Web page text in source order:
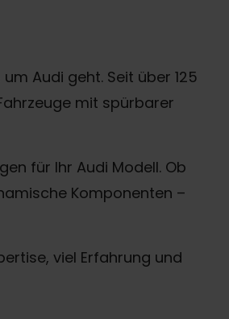
Audi geht. Seit über 125
mit spürbarer
für Ihr Audi Modell. Ob
Komponenten –
viel Erfahrung und